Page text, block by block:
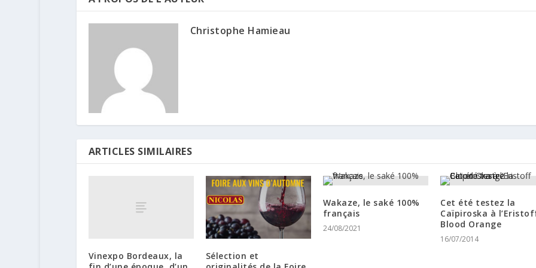
Christophe Hamieau
ARTICLES SIMILAIRES
Vinexpo Bordeaux, la
Sélection et
Wakaze, le saké 100%
français
24/08/2021
Cet été testez la
Caïpiroska à
Blood Orange
16/07/2014